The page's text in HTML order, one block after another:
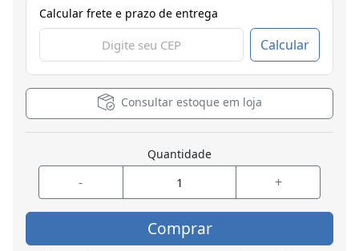
Calcular frete e prazo de entrega
Calcular
Consultar estoque em loja
Quantidade
- +
Comprar